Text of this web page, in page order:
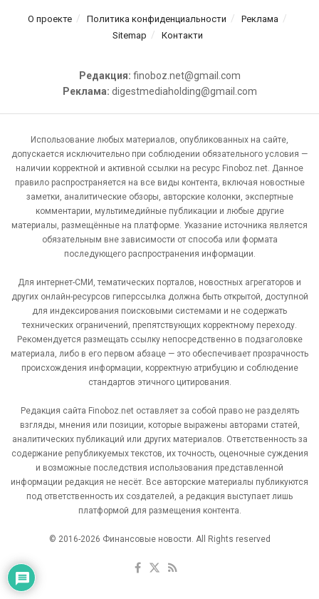
О проекте Политика конфиденциальности
Реклама
Sitemap
Контакти
Редакция: finoboz.net@gmail.com
Реклама: digestmediaholding@gmail.com
Использование любых материалов, опубликованных на сайте,
допускается исключительно при соблюдении обязательного условия —
наличии корректной и активной ссылки на ресурс Finoboz.net. Данное
правило распространяется на все виды контента, включая новостные
заметки, аналитические обзоры, авторские колонки, экспертные
комментарии, мультимедийные публикации и любые другие
материалы, размещённые на платформе. Указание источника является
обязательным вне зависимости от способа или формата
последующего распространения информации.
Для интернет-СМИ, тематических порталов, новостных агрегаторов и
других онлайн-ресурсов гиперссылка должна быть открытой, доступной
для индексирования поисковыми системами и не содержать
технических ограничений, препятствующих корректному переходу.
Рекомендуется размещать ссылку непосредственно в подзаголовке
материала, либо в его первом абзаце — это обеспечивает прозрачность
происхождения информации, корректную атрибуцию и соблюдение
стандартов этичного цитирования.
Редакция сайта Finoboz.net оставляет за собой право не разделять
взгляды, мнения или позиции, которые выражены авторами статей,
аналитических публикаций или других материалов. Ответственность за
содержание републикуемых текстов, их точность, оценочные суждения
и возможные последствия использования представленной
информации редакция не несёт. Все авторские материалы публикуются
под ответственность их создателей, а редакция выступает лишь
платформой для размещения контента.
© 2016-2026 Финансовые новости. All Rights reserved